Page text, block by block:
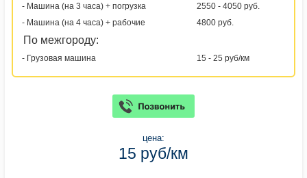
- Машина (на 3 часа) + погрузка
2550 - 4050 руб.
- Машина (на 4 часа) + рабочие
4800 руб.
По межгороду:
- Грузовая машина 15 - 25 руб/км
цена:
15 руб/км